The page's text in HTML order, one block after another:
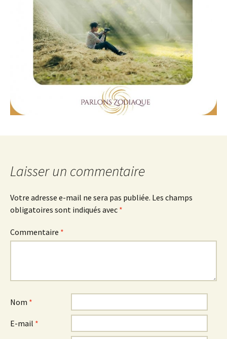
Laisser un commentaire
Votre adresse e-mail ne sera pas publiée. Les champs
obligatoires sont indiqués avec *
Commentaire *
Nom *
E-mail *